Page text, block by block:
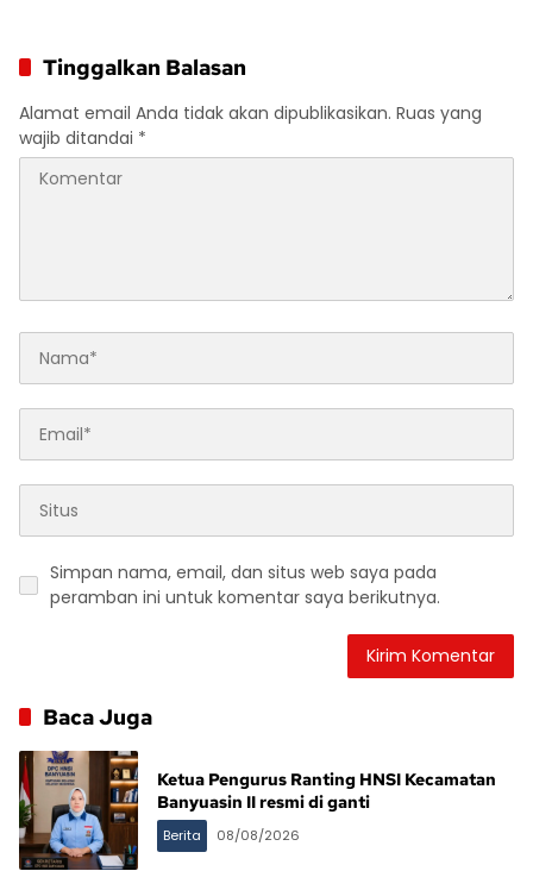
Tinggalkan Balasan
Alamat email Anda tidak akan dipublikasikan. Ruas yang
wajib ditandai *
Simpan nama, email, dan situs web saya pada
peramban ini untuk komentar saya berikutnya.
Baca Juga
Ketua Pengurus Ranting HNSI Kecamatan
Banyuasin II resmi di ganti
Berita 08/08/2026